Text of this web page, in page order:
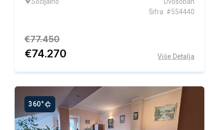
Šifra: #554440
€77.450
€74.270 Više Detalja
360°